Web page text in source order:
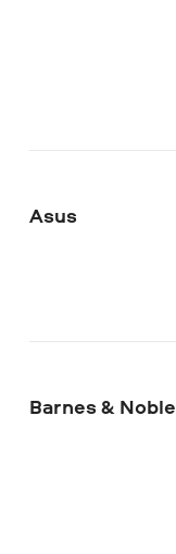
Asus
Barnes & Noble